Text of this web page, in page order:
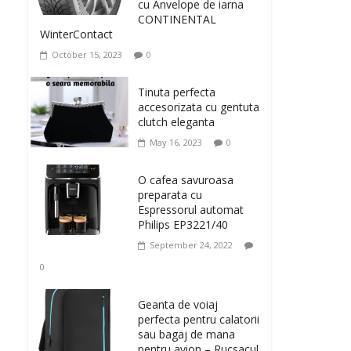
cu Anvelope de iarna
CONTINENTAL
WinterContact
October 15, 2023 0
Tinuta perfecta
accesorizata cu gentuta
clutch eleganta
May 16, 2023 0
O cafea savuroasa
preparata cu
Espressorul automat
Philips EP3221/40
September 24, 2022
0
Geanta de voiaj
perfecta pentru calatorii
sau bagaj de mana